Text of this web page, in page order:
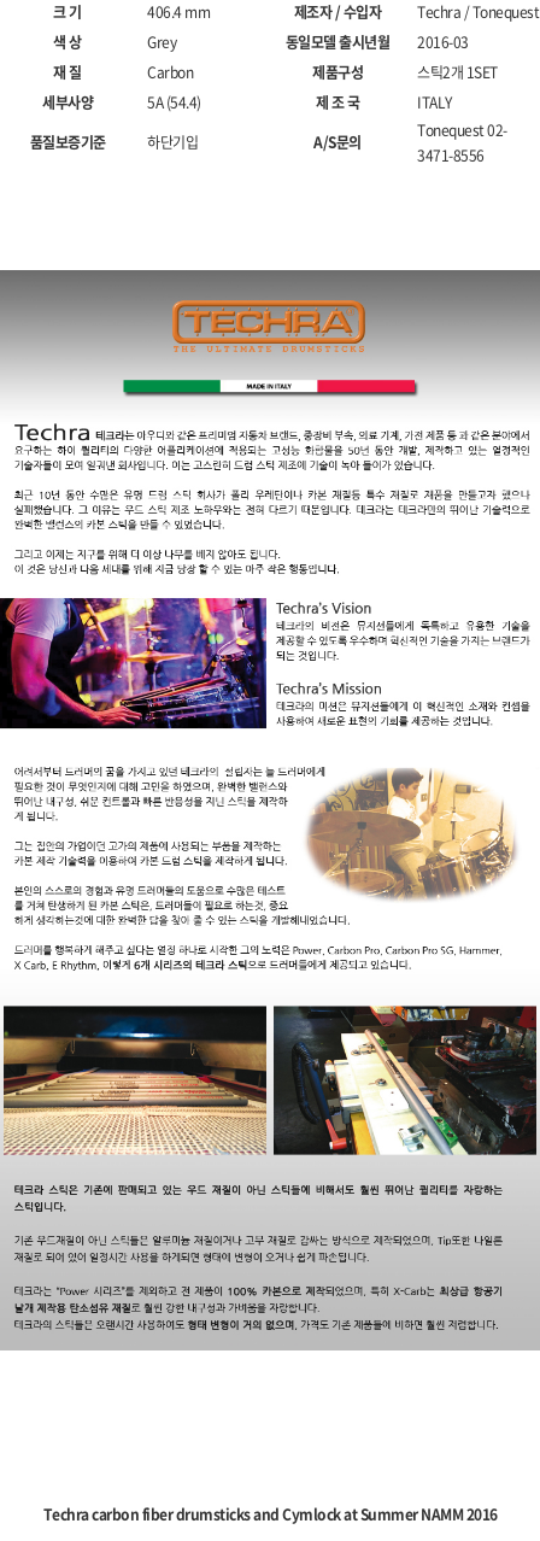
크 기 406.4 mm 제조자 / 수입자
Techra / Tonequest
색 상
Grey 동일모델 출시년월
2016-03
재 질
Carbon 제품구성
스틱2개 1SET
세부사양
5A (54.4) 제 조 국
ITALY
품질보증기준
하단기입 A/S문의
Tonequest 02-
3471-8556
Techra carbon fiber drumsticks and Cymlock at Summer NAMM 2016